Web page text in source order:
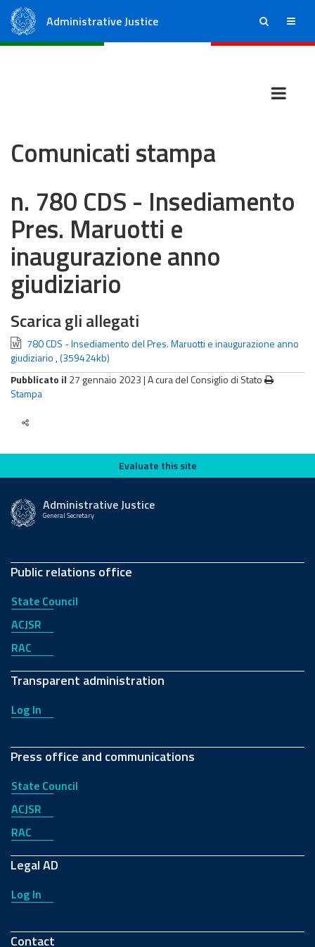
Administrative Justice ricerca menu
Comunicati stampa
n. 780 CDS - Insediamento
Pres. Maruotti e
inaugurazione anno
giudiziario
Scarica gli allegati
780 CDS - Insediamento del Pres. Maruotti e inaugurazione anno
giudiziario ,(359424kb)
Pubblicato il 27 gennaio 2023 |A cura del Consiglio di Stato
Stampa
Evaluate this siteEvaluate this site
Administrative Justice
General Secretary
Public relations office
State Council
ACJSR
RAC
Transparent administration
Log In
Press office and communications
State Council
ACJSR
RAC
Legal AD
Log In
Contact